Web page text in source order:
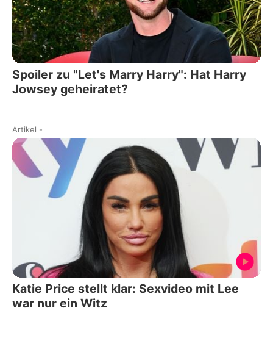
Spoiler zu "Let's Marry Harry": Hat Harry
Jowsey geheiratet?
Artikel -
Katie Price stellt klar: Sexvideo mit Lee
war nur ein Witz